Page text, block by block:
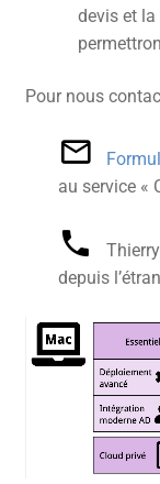
devis et
Pour nous
au service «
depuis